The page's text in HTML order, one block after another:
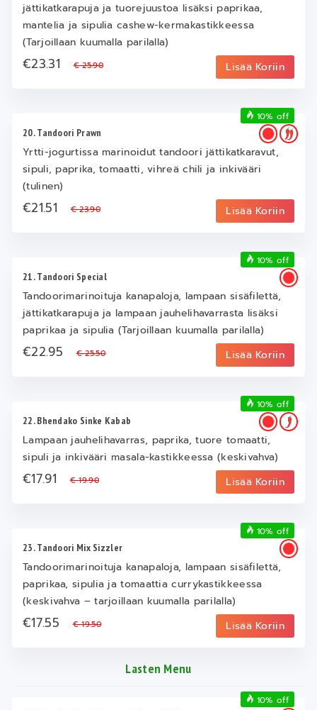
jättikatkarapuja ja tuorejuustoa lisäksi paprikaa,
mantelia ja sipulia cashew-kermakastikkeessa
(Tarjoillaan kuumalla parilalla)
€23.31€ 25.90 Lisää Koriin
20. Tandoori Prawn
Yrtti-jogurtissa marinoidut tandoori jättikatkaravut,
sipuli, paprika, tomaatti, vihreä chili ja inkivääri
(tulinen)
€21.51€ 23.90 Lisää Koriin
10% off
21. Tandoori Special
Tandoorimarinoituja kanapaloja, lampaan sisäfilettä,
jättikatkarapuja ja lampaan jauhelihavarrasta lisäksi
paprikaa ja sipulia (Tarjoillaan kuumalla parilalla)
€22.95€ 25.50 Lisää Koriin
10% off
22. Bhendako Sinke Kabab
Lampaan jauhelihavarras, paprika, tuore tomaatti,
sipuli ja inkivääri masala-kastikkeessa (keskivahva)
€17.91€ 19.90 Lisää Koriin
10% off
23. Tandoori Mix Sizzler
Tandoorimarinoituja kanapaloja, lampaan sisäfilettä,
paprikaa, sipulia ja tomaattia currykastikkeessa
(keskivahva – tarjoillaan kuumalla parilalla)
€17.55€ 19.50 Lisää Koriin
10% off
Lasten Menu
10% off